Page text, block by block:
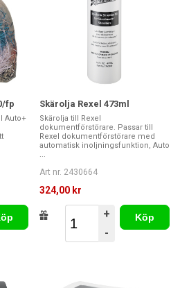
är under sekretess finns. Hos oss
från till exempel Fellowes,
Produkterna är i olika
med olika funktioner.
fp
Auto+
Skärolja Rexel 473ml
Skärolja till Rexel
dokumentförstörare. Passar till
Rexel dokumentförstörare med
automatisk inoljningsfunktion, Auto
...
Art nr. 2430664
324,00 kr
+
-
Köp